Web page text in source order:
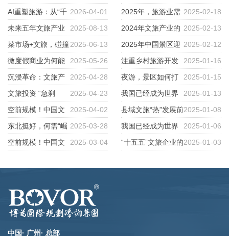
人一面”到“千人千面”2026-04-01
AI重塑旅游：从“千
人一面”到“千人千面”2025-08-13
未来五年文旅产业
大变局：这十大风口将重塑你的
旅行体验！
2025-06-13
菜市场+文旅，碰撞
出什么火花？
2025-05-26
微度假商业为何能
成为城市新宠？
2025-04-28
沉浸革命：文旅产
业不想让你知道的三个秘密
2025-04-23
文旅投资 “急刹
车”，如何 “踩油门” 实现重生？
2025-04-02
空前规模！中国文
博产业发展进入黄金时代2025-03-28
东北挺好，何需“崛
起
2025-03-04
空前规模！中国文
研学旅游大国
2025-02-18
2025年，旅游业需
要解开一个结
2025-02-13
2024年文旅产业的
冷与热
2025-02-12
2025年中国景区迎
来生死关键期
2025-01-16
注重乡村旅游开发
的5大误区
2025-01-15
夜游，景区如何打
好这张牌？
2025-01-13
我国已经成为世界
研学旅游大国
2025-01-08
县域文旅“热”发展前
景解析
2025-01-06
我国已经成为世界
研学旅游大国
2025-01-03
“十五五”文旅企业的
中国· 广州· 总部